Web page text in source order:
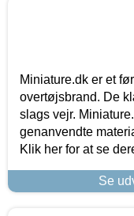
Miniature.dk er et
overtøjsbrand. De
slags vejr.
genanvendte
Klik her for at se
Se